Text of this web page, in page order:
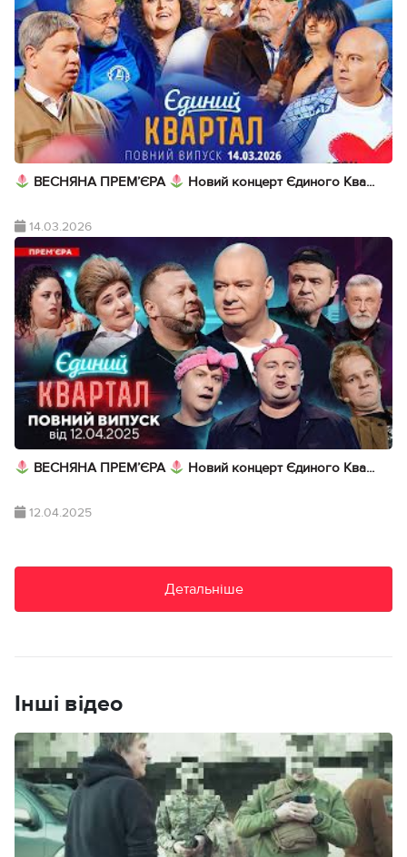
ВЕСНЯНА ПРЕМ’ЄРА Новий концерт Єдиного Ква...
14.03.2026
ВЕСНЯНА ПРЕМ’ЄРА Новий концерт Єдиного Ква...
12.04.2025
Детальніше
Інші відео